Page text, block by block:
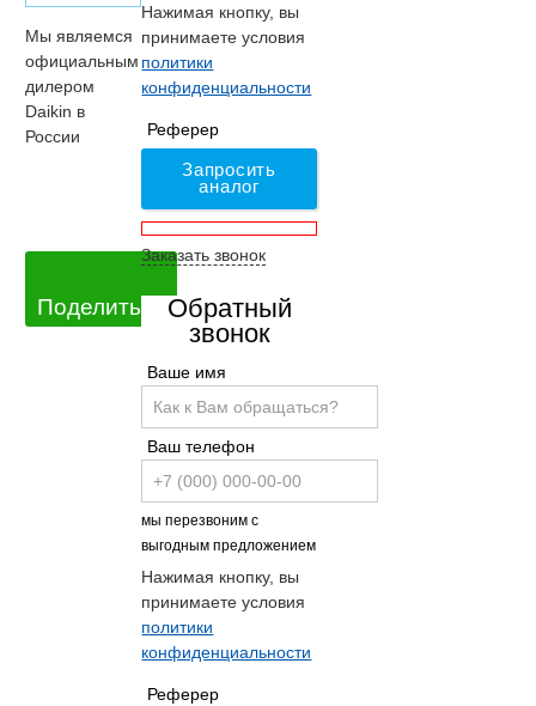
Нажимая кнопку, вы
принимаете условия
политики
конфиденциальности
Реферер
Запросить
аналог
Заказать звонок
Обратный
звонок
Ваше имя
Ваш телефон
мы перезвоним с
выгодным предложением
Нажимая кнопку, вы
принимаете условия
политики
конфиденциальности
Реферер
Мы являемся
официальным
дилером
Daikin в
России
Поделиться